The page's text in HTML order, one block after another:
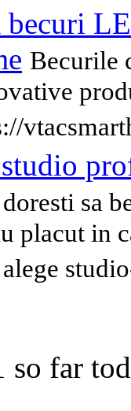
Becurile
sa
placut in
so far